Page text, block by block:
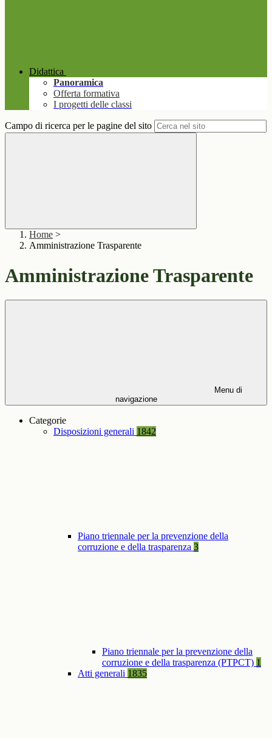
Didattica
Panoramica
Offerta formativa
I progetti delle classi
Campo di ricerca per le pagine del sito
Home >
Amministrazione Trasparente
Amministrazione Trasparente
Menu di
navigazione
Categorie
Disposizioni generali 1842
Piano triennale per la prevenzione della
corruzione e della trasparenza 3
Piano triennale per la prevenzione della
corruzione e della trasparenza (PTPCT) 1
Atti generali 1835